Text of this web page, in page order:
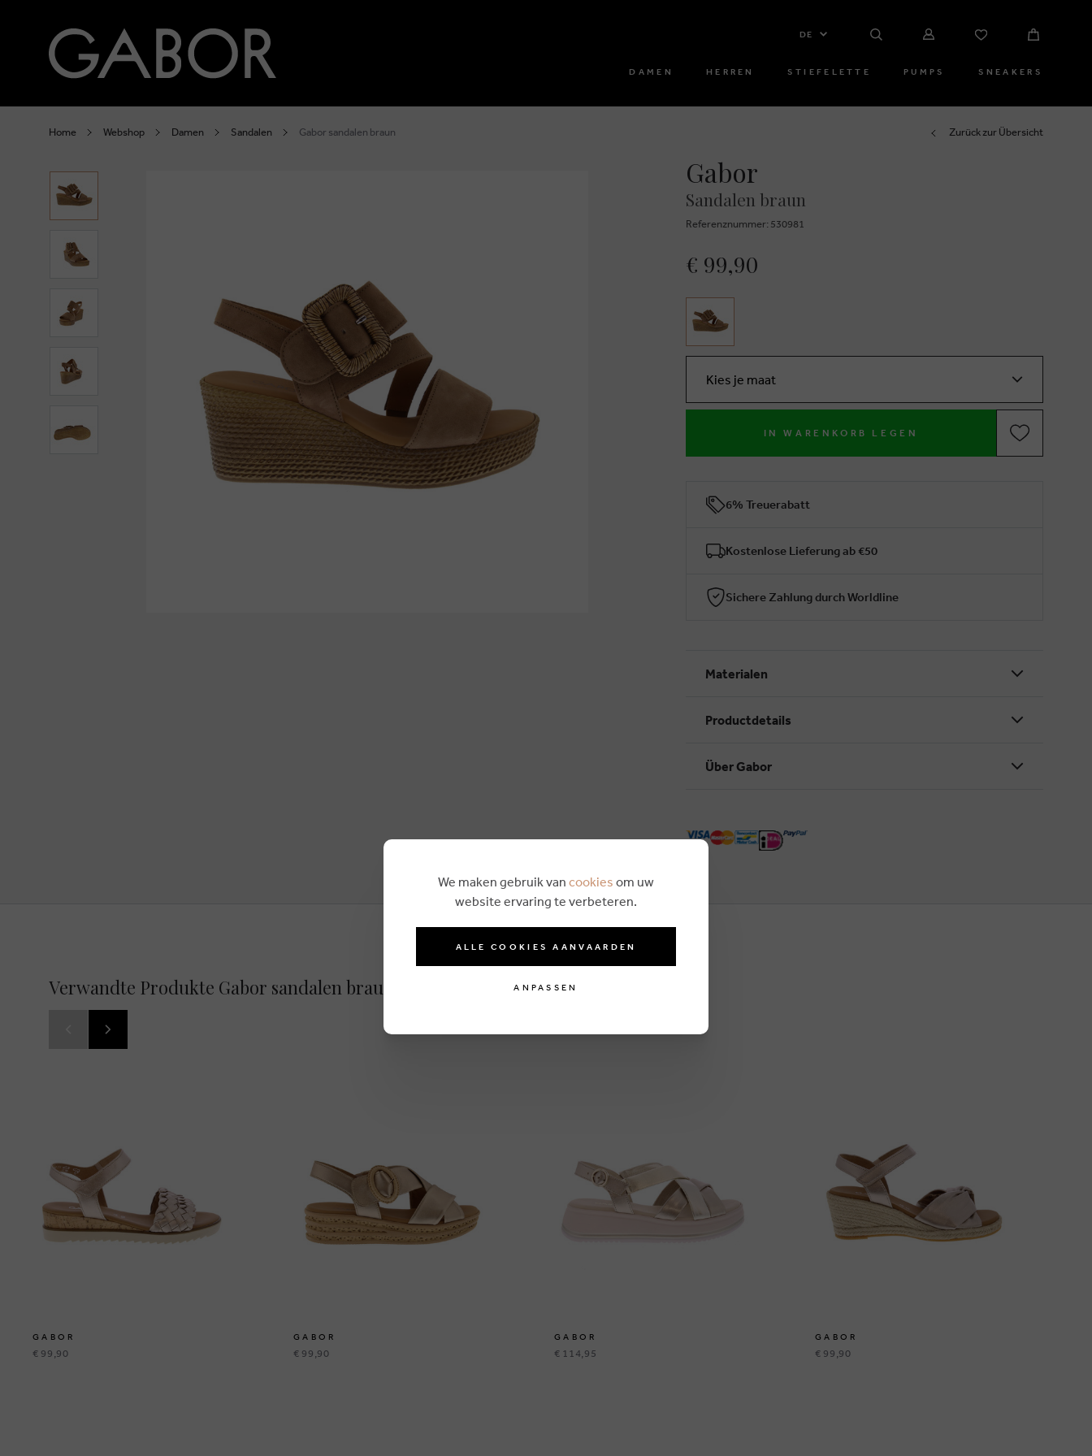
DE
DAMEN HERREN STIEFELETTE PUMPS SNEAKERS
Home Webshop Damen Sandalen Gabor sandalen braun Zurück zur Übersicht
Gabor
Sandalen braun
Referenznummer: 530981
€ 99,90
Kies je maat
IN WARENKORB LEGEN
6% Treuerabatt
Kostenlose Lieferung ab €50
Sichere Zahlung durch Worldline
Materialen
Productdetails
Über Gabor
Verwandte Produkte Gabor sandalen braun
GABOR
€ 99,90
GABOR
€ 99,90
GABOR
€ 114,95
GABOR
€ 99,90
We maken gebruik van cookies om uw
website ervaring te verbeteren.
ALLE COOKIES AANVAARDEN
ANPASSEN